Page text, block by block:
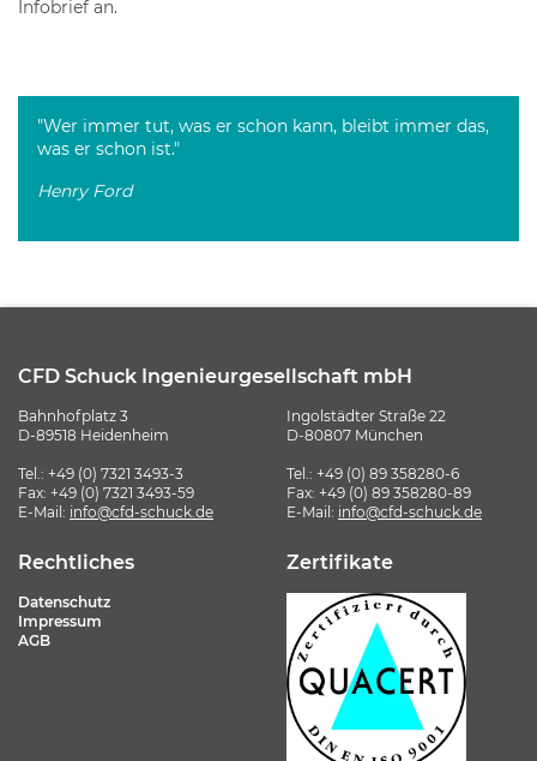
Infobrief an.
"Wer immer tut, was er schon kann, bleibt immer das,
was er schon ist."
Henry Ford
CFD Schuck Ingenieurgesellschaft mbH
Bahnhofplatz 3
D-89518 Heidenheim
Tel.: +49 (0) 7321 3493-3
Fax: +49 (0) 7321 3493-59
E-Mail: info@cfd-schuck.de
Ingolstädter Straße 22
D-80807 München
Tel.: +49 (0) 89 358280-6
Fax: +49 (0) 89 358280-89
E-Mail: info@cfd-schuck.de
Rechtliches
Datenschutz
Impressum
AGB
Zertifikate